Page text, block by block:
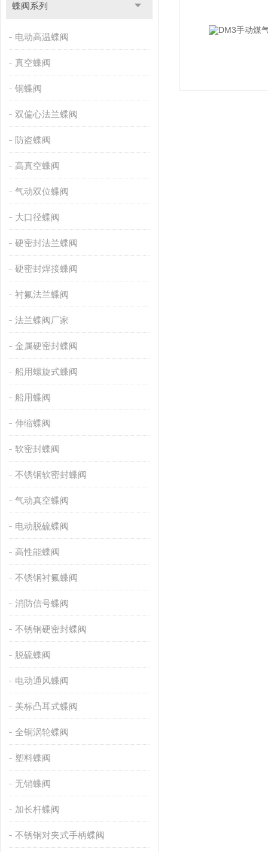
蝶阀系列
电动高温蝶阀
真空蝶阀
铜蝶阀
双偏心法兰蝶阀
防盗蝶阀
高真空蝶阀
气动双位蝶阀
大口径蝶阀
硬密封法兰蝶阀
硬密封焊接蝶阀
衬氟法兰蝶阀
法兰蝶阀厂家
金属硬密封蝶阀
船用螺旋式蝶阀
船用蝶阀
伸缩蝶阀
软密封蝶阀
不锈钢软密封蝶阀
气动真空蝶阀
电动脱硫蝶阀
高性能蝶阀
不锈钢衬氟蝶阀
消防信号蝶阀
不锈钢硬密封蝶阀
脱硫蝶阀
电动通风蝶阀
美标凸耳式蝶阀
全铜涡轮蝶阀
塑料蝶阀
无销蝶阀
加长杆蝶阀
不锈钢对夹式手柄蝶阀